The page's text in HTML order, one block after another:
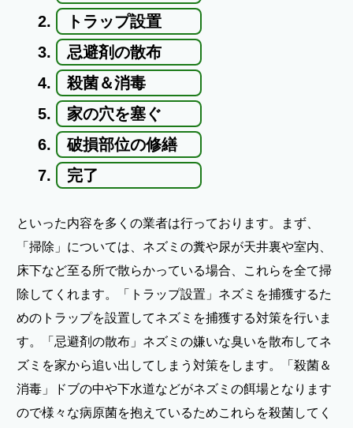
トラップ設置
忌避剤の散布
殺菌＆消毒
家の穴を塞ぐ
破損部位の修繕
完了
といった内容を多くの業者は行っております。まず、
「掃除」については、ネズミの糞や尿が天井裏や室内、
床下など至る所で散らかっている場合、これらを全て掃
除してくれます。「トラップ設置」ネズミを捕獲するた
めのトラップを設置してネズミを捕獲する対策を行いま
す。「忌避剤の散布」ネズミの嫌いな臭いを散布してネ
ズミを家から追い出してしまう対策をします。「殺菌＆
消毒」ドブの中や下水道などがネズミの餌場となります
ので様々な病原菌を抱えているためこれらを殺菌してく